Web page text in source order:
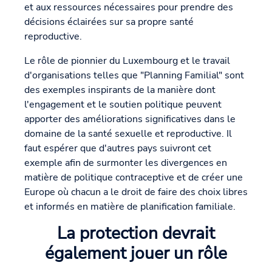
et aux ressources nécessaires pour prendre des
décisions éclairées sur sa propre santé
reproductive.
Le rôle de pionnier du Luxembourg et le travail
d'organisations telles que "Planning Familial" sont
des exemples inspirants de la manière dont
l'engagement et le soutien politique peuvent
apporter des améliorations significatives dans le
domaine de la santé sexuelle et reproductive. Il
faut espérer que d'autres pays suivront cet
exemple afin de surmonter les divergences en
matière de politique contraceptive et de créer une
Europe où chacun a le droit de faire des choix libres
et informés en matière de planification familiale.
La protection devrait
également jouer un rôle